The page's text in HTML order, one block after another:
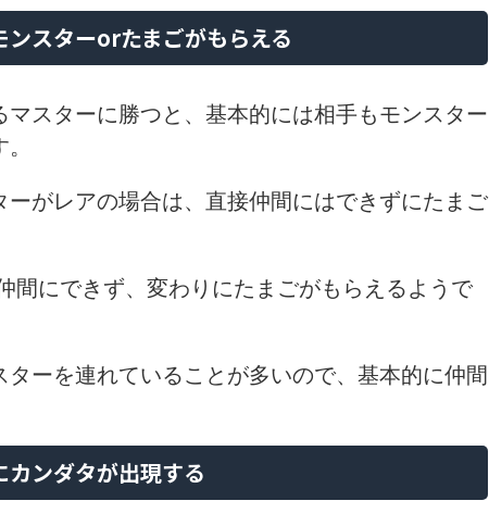
ンスターorたまごがもらえる
マスターに勝つと、基本的には相手もモンスター
ーがレアの場合は、直接仲間にはできずにたまご
間にできず、変わりにたまごがもらえるようで
ーを連れていることが多いので、基本的に仲間
カンダタが出現する